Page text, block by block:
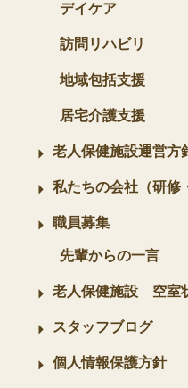
デイケア
訪問リハビリ
地域包括支援
居宅介護支援
老人保健施設運営方
私たちの会社（研修
職員募集
先輩からの一言
老人保健施設 空室
スタッフブログ
個人情報保護方針